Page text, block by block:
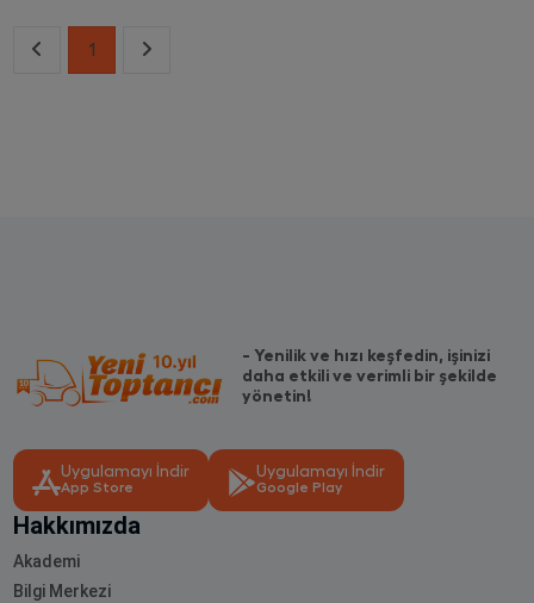
1
- Yenilik ve hızı keşfedin, işinizi
daha etkili ve verimli bir şekilde
yönetin!
Uygulamayı İndir
App Store
Uygulamayı İndir
Google Play
Hakkımızda
Akademi
Bilgi Merkezi